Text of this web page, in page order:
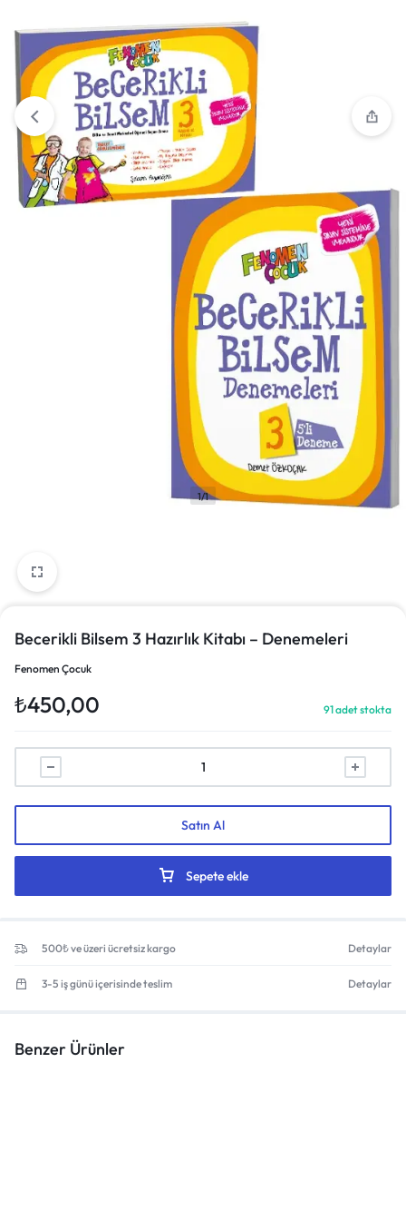
“Becerikli Bilsem 3 Hazırlık Kitabı – Denemeleri” sepetinize
eklendi.Sepete Git
1/1
Becerikli Bilsem 3 Hazırlık Kitabı – Denemeleri
Fenomen Çocuk
₺450,00 91 adet stokta
Sepete ekle
Satın Al
500₺ ve üzeri ücretsiz kargo Detaylar
3-5 iş günü içerisinde teslim Detaylar
Benzer Ürünler